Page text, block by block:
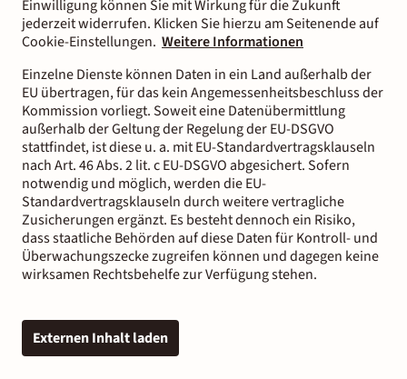
Einwilligung können Sie mit Wirkung für die Zukunft
jederzeit widerrufen. Klicken Sie hierzu am Seitenende auf
Cookie-Einstellungen. Weitere Informationen
Einzelne Dienste können Daten in ein Land außerhalb der
EU übertragen, für das kein Angemessenheitsbeschluss der
Kommission vorliegt. Soweit eine Datenübermittlung
außerhalb der Geltung der Regelung der EU-DSGVO
stattfindet, ist diese u. a. mit EU-Standardvertragsklauseln
nach Art. 46 Abs. 2 lit. c EU-DSGVO abgesichert. Sofern
notwendig und möglich, werden die EU-
Standardvertragsklauseln durch weitere vertragliche
Zusicherungen ergänzt. Es besteht dennoch ein Risiko,
dass staatliche Behörden auf diese Daten für Kontroll- und
Überwachungszecke zugreifen können und dagegen keine
wirksamen Rechtsbehelfe zur Verfügung stehen.
Externen Inhalt laden